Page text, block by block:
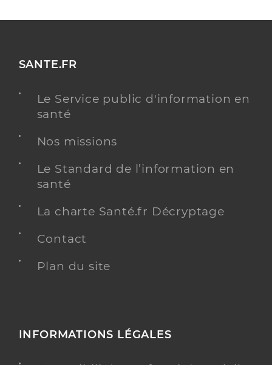
SANTE.FR
Le Service public d'information en
santé
Nos missions
Le Standard de l’information en
santé
La charte Santé.fr Décryptage
Contact
Plan du site
INFORMATIONS LÉGALES